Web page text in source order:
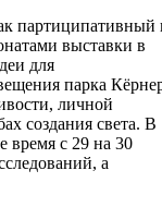
партиципативный
выставки в
для
парка
личной
создания света. В
время с 29 на 30
а